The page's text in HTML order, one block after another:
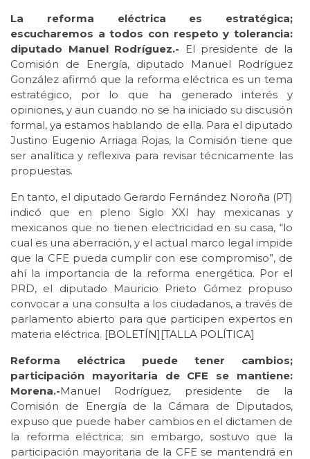
La reforma eléctrica es estratégica;
escucharemos a todos con respeto y tolerancia:
diputado Manuel Rodríguez.- El presidente de la
Comisión de Energía, diputado Manuel Rodríguez
González afirmó que la reforma eléctrica es un tema
estratégico, por lo que ha generado interés y
opiniones, y aun cuando no se ha iniciado su discusión
formal, ya estamos hablando de ella. Para el diputado
Justino Eugenio Arriaga Rojas, la Comisión tiene que
ser analítica y reflexiva para revisar técnicamente las
propuestas.
En tanto, el diputado Gerardo Fernández Noroña (PT)
indicó que en pleno Siglo XXI hay mexicanas y
mexicanos que no tienen electricidad en su casa, “lo
cual es una aberración, y el actual marco legal impide
que la CFE pueda cumplir con ese compromiso”, de
ahí la importancia de la reforma energética. Por el
PRD, el diputado Mauricio Prieto Gómez propuso
convocar a una consulta a los ciudadanos, a través de
parlamento abierto para que participen expertos en
materia eléctrica. [BOLETÍN][TALLA POLÍTICA]
Reforma eléctrica puede tener cambios;
participación mayoritaria de CFE se mantiene:
Morena.-Manuel Rodríguez, presidente de la
Comisión de Energía de la Cámara de Diputados,
expuso que puede haber cambios en el dictamen de
la reforma eléctrica; sin embargo, sostuvo que la
participación mayoritaria de la CFE se mantendrá en